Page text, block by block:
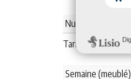
Nuitée (meublé)
Tarif :
80€
Semaine (meublé)